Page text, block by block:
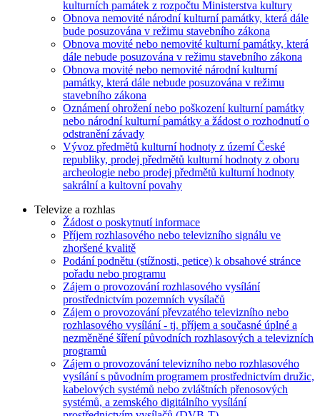
kulturních památek z rozpočtu Ministerstva kultury
Obnova nemovité národní kulturní památky, která dále
bude posuzována v režimu stavebního zákona
Obnova movité nebo nemovité kulturní památky, která
dále nebude posuzována v režimu stavebního zákona
Obnova movité nebo nemovité národní kulturní
památky, která dále nebude posuzována v režimu
stavebního zákona
Oznámení ohrožení nebo poškození kulturní památky
nebo národní kulturní památky a žádost o rozhodnutí o
odstranění závady
Vývoz předmětů kulturní hodnoty z území České
republiky, prodej předmětů kulturní hodnoty z oboru
archeologie nebo prodej předmětů kulturní hodnoty
sakrální a kultovní povahy
Televize a rozhlas
Žádost o poskytnutí informace
Příjem rozhlasového nebo televizního signálu ve
zhoršené kvalitě
Podání podnětu (stížnosti, petice) k obsahové stránce
pořadu nebo programu
Zájem o provozování rozhlasového vysílání
prostřednictvím pozemních vysílačů
Zájem o provozování převzatého televizního nebo
rozhlasového vysílání - tj. příjem a současné úplné a
nezměněné šíření původních rozhlasových a televizních
programů
Zájem o provozování televizního nebo rozhlasového
vysílání s původním programem prostřednictvím družic,
kabelových systémů nebo zvláštních přenosových
systémů, a zemského digitálního vysílání